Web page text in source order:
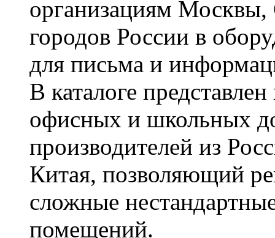
организациям Москвы,
городов России в
для письма и
В каталоге
офисных и школьных
производителей из
Китая, позволяющий
сложные
помещений.